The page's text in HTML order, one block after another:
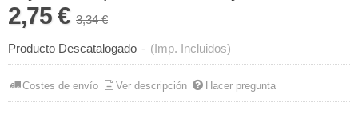
2,75 € 3,34 €
Producto Descatalogado - (Imp. Incluidos)
Costes de envío Ver descripción Hacer pregunta